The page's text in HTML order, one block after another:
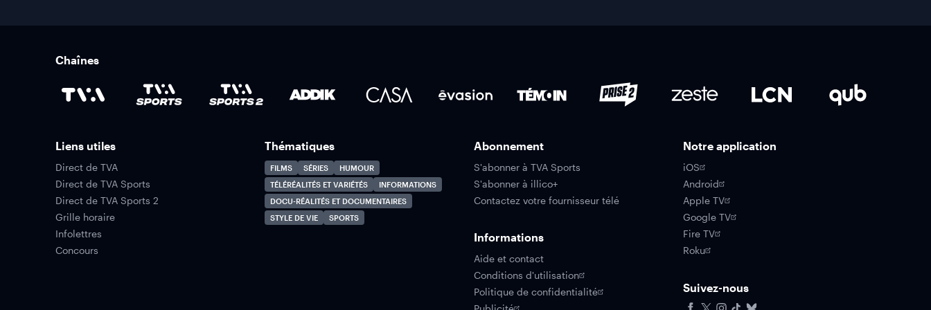
Chaînes
Liens utiles
Direct de TVA
Direct de TVA Sports
Direct de TVA Sports 2
Grille horaire
Infolettres
Concours
Thématiques
FILMS SÉRIES
HUMOUR
TÉLÉRÉALITÉS ET VARIÉTÉS
INFORMATIONS
DOCU-RÉALITÉS ET DOCUMENTAIRES
STYLE DE VIE
SPORTS
Abonnement
S'abonner à TVA Sports
S'abonner à illico+
Contactez votre fournisseur télé
Informations
Aide et contact
Conditions d'utilisation
Politique de confidentialité
Notre application
iOS
Android
Apple TV
Google TV
Fire TV
Roku
Suivez-nous